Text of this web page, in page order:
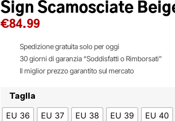
Sign Scamosciate
€84.99
Spedizione gratuita solo per oggi
30 giorni di garanzia “Soddisfatti o Rimborsati”
Il miglior prezzo garantito sul mercato
Taglia
EU 36
EU 37 EU 38 EU 39 EU 40